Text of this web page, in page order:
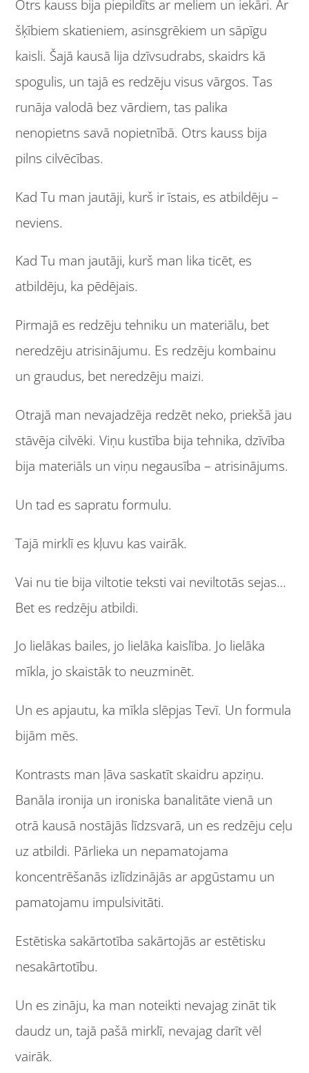
Otrs kauss bija piepildīts ar meliem un iekāri. Ar
šķībiem skatieniem, asinsgrēkiem un sāpīgu
kaisli. Šajā kausā lija dzīvsudrabs, skaidrs kā
spogulis, un tajā es redzēju visus vārgos. Tas
runāja valodā bez vārdiem, tas palika
nenopietns savā nopietnībā. Otrs kauss bija
pilns cilvēcības.
Kad Tu man jautāji, kurš ir īstais, es atbildēju –
neviens.
Kad Tu man jautāji, kurš man lika ticēt, es
atbildēju, ka pēdējais.
Pirmajā es redzēju tehniku un materiālu, bet
neredzēju atrisinājumu. Es redzēju kombainu
un graudus, bet neredzēju maizi.
Otrajā man nevajadzēja redzēt neko, priekšā jau
stāvēja cilvēki. Viņu kustība bija tehnika, dzīvība
bija materiāls un viņu negausība – atrisinājums.
Un tad es sapratu formulu.
Tajā mirklī es kļuvu kas vairāk.
Vai nu tie bija viltotie teksti vai neviltotās sejas…
Bet es redzēju atbildi.
Jo lielākas bailes, jo lielāka kaislība. Jo lielāka
mīkla, jo skaistāk to neuzminēt.
Un es apjautu, ka mīkla slēpjas Tevī. Un formula
bijām mēs.
Kontrasts man ļāva saskatīt skaidru apziņu.
Banāla ironija un ironiska banalitāte vienā un
otrā kausā nostājās līdzsvarā, un es redzēju ceļu
uz atbildi. Pārlieka un nepamatojama
koncentrēšanās izlīdzinājās ar apgūstamu un
pamatojamu impulsivitāti.
Estētiska sakārtotība sakārtojās ar estētisku
nesakārtotību.
Un es zināju, ka man noteikti nevajag zināt tik
daudz un, tajā pašā mirklī, nevajag darīt vēl
vairāk.